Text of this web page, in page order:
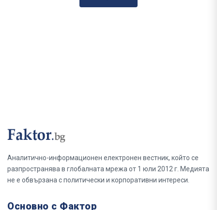
Аналитично-информационен електронен вестник, който се
разпространява в глобалната мрежа от 1 юли 2012 г. Медията
не е обвързана с политически и корпоративни интереси.
Основно с Фактор